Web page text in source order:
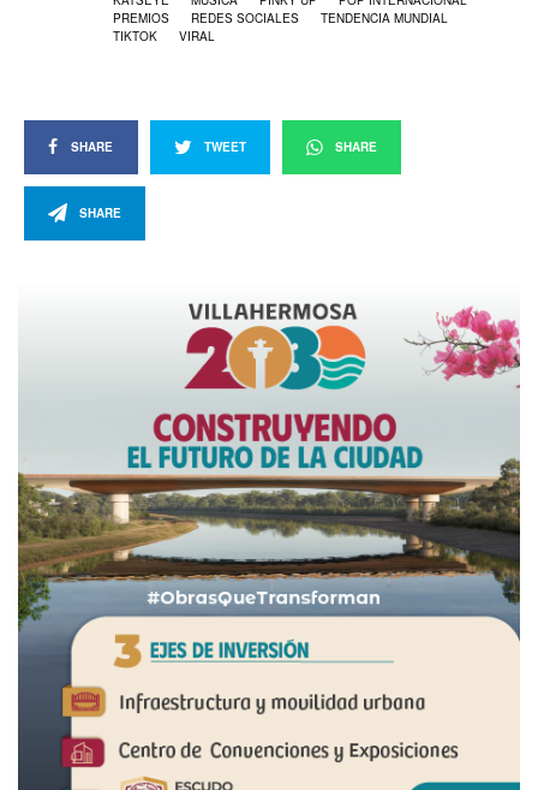
PREMIOS
REDES SOCIALES
TENDENCIA MUNDIAL
TIKTOK
VIRAL
SHARE TWEET SHARE
SHARE